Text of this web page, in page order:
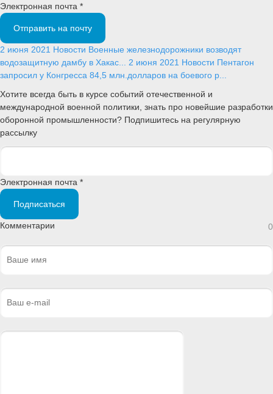
Электронная почта *
Отправить на почту
2 июня 2021 Новости Военные железнодорожники возводят
водозащитную дамбу в Хакас... 2 июня 2021 Новости Пентагон
запросил у Конгресса 84,5 млн.долларов на боевого р...
Хотите всегда быть в курсе событий отечественной и
международной военной политики, знать про новейшие разработки
оборонной промышленности? Подпишитесь на регулярную
рассылку
Электронная почта *
Подписаться
Комментарии 0